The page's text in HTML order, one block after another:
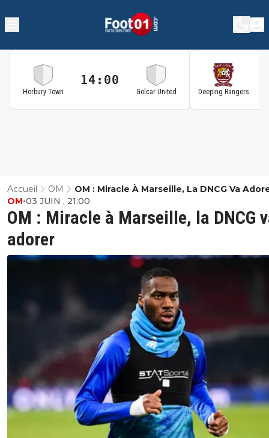
Horbury Town
14:00
Golcar United Deeping Rangers
Accueil OM OM : Miracle À Marseille, La DNCG Va
OM : Miracle à Marseille, la DNCG
adorer
OM•03 JUIN , 21:00